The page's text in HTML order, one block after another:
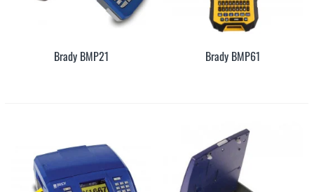
Brady BMP21 Brady BMP61